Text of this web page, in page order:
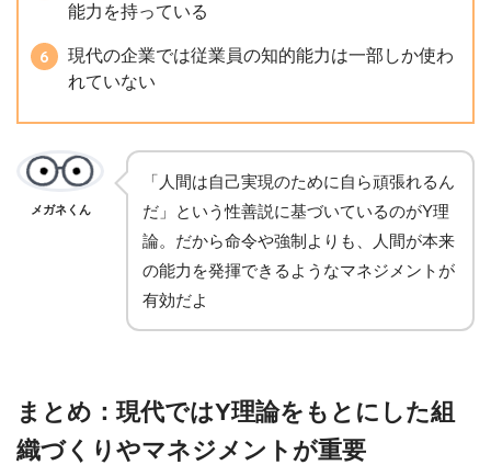
能力を持っている
現代の企業では従業員の知的能力は一部しか使わ
れていない
メガネくん
「人間は自己実現のために自ら頑張れるん
だ」という性善説に基づいているのがY理
論。だから命令や強制よりも、人間が本来
の能力を発揮できるようなマネジメントが
有効だよ
まとめ：現代ではY理論をもとにした組
織づくりやマネジメントが重要